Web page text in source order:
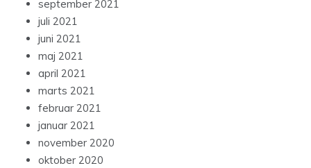
september 2021
juli 2021
juni 2021
maj 2021
april 2021
marts 2021
februar 2021
januar 2021
november 2020
oktober 2020